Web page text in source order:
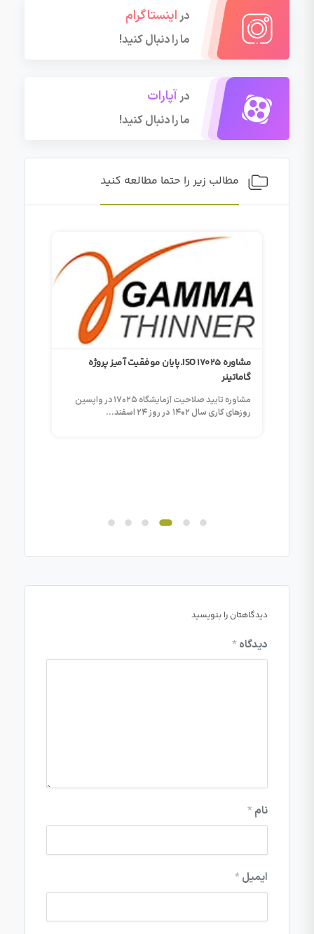
در اینستاگرام
ما را دنبال کنید!
در آپارات
ما را دنبال کنید!
مطالب زیر را حتما مطالعه کنید
مشاوره ISO 17025.پایان موفقیت آمیز پروژه
گاماتینر
مشاوره تایید صلاحیت آزمایشگاه ۱۷۰۲۵ در واپسین
روزهای کاری سال ۱۴۰۲ در روز ۲۴ اسفند...
دیدگاهتان را بنویسید
دیدگاه*
نام*
ایمیل*